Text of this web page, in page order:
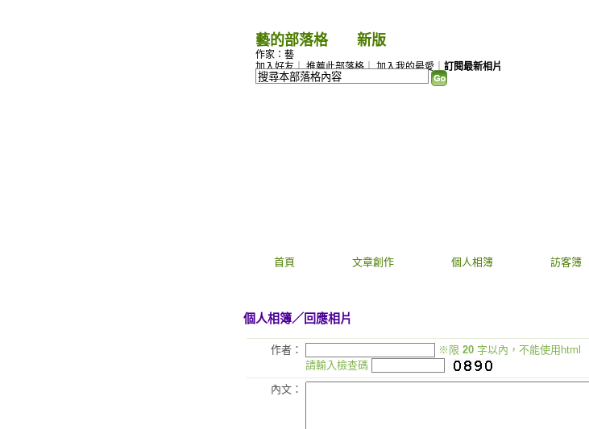
藝的部落格（ 新版
首頁 文章創作 個人相簿 訪客簿
加入好友｜推薦此部落格｜加入我的最愛 訂閱最新相片
作家：藝
個人相簿／回應相片
作者： ※限 20 字以內，不能使用html
請輸入檢查碼
內文：